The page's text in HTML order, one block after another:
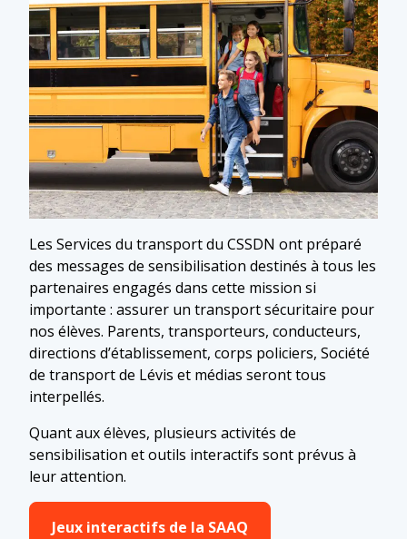
Les Services du transport du CSSDN ont préparé
des messages de sensibilisation destinés à tous les
partenaires engagés dans cette mission si
importante : assurer un transport sécuritaire pour
nos élèves. Parents, transporteurs, conducteurs,
directions d’établissement, corps policiers, Société
de transport de Lévis et médias seront tous
interpellés.
Quant aux élèves, plusieurs activités de
sensibilisation et outils interactifs sont prévus à
leur attention.
Jeux interactifs de la SAAQ